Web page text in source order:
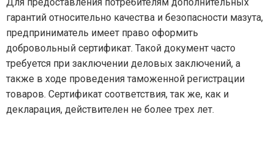
гарантий относительно качества и безопасности мазута,
предприниматель имеет право оформить
добровольный сертификат. Такой документ часто
требуется при заключении деловых заключений, а
также в ходе проведения таможенной регистрации
товаров. Сертификат соответствия, так же, как и
декларация, действителен не более трех лет.